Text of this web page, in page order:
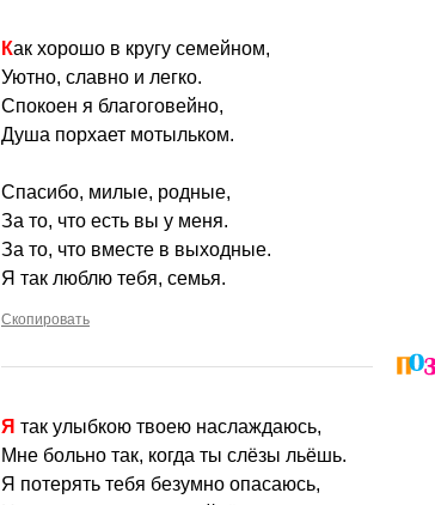
Как хорошо в кругу семейном,
Уютно, славно и легко.
Спокоен я благоговейно,
Душа порхает мотыльком.
Спасибо, милые, родные,
За то, что есть вы у меня.
За то, что вместе в выходные.
Я так люблю тебя, семья.
Скопировать
Я так улыбкою твоею наслаждаюсь,
Мне больно так, когда ты слёзы льёшь.
Я потерять тебя безумно опасаюсь,